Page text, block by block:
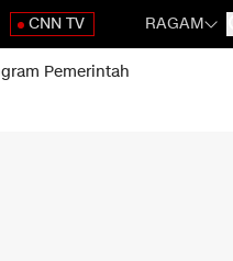
CNN TV RAGAM
Pemerintah